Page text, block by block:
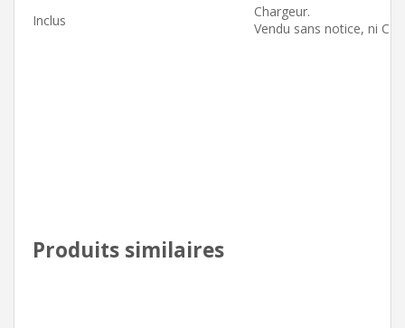
Inclus
Chargeur.
Vendu sans notice, ni
Produits similaires